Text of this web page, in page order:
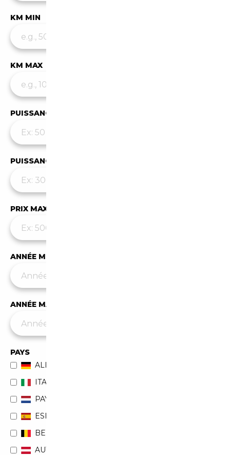
KM MIN
KM MAX
PUISSANCE MIN
PUISSANCE MAX
PRIX MAX (€)
ANNÉE MIN
ANNÉE MAX
PAYS
ALLEMAGNE
ITALIE
PAYS-BAS
ESPAGNE
BELGIQUE
AUTRICHE